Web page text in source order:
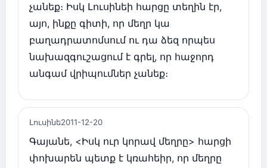
չանեք։ Իսկ Լուսինեի հարցը տեղին էր,
այո, ինքը գիտի, որ մեղր կա
բաղադրատոմսում ու դա ձեզ որպես
նախազգուշացում է գրել, որ հաջորդ
անգամ վրիպումներ չանեք։
Լուսինե2011-12-20
Գայանե, <Իսկ ուր կորավ մեղրը> հարցի
փոխարեն պետք է կռահեիր, որ մեղրը